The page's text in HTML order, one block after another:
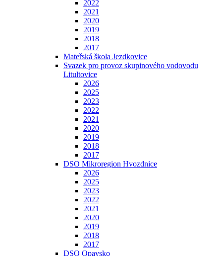
2022
2021
2020
2019
2018
2017
Mateřská škola Jezdkovice
Svazek pro provoz skupinového vodovodu
Litultovice
2026
2025
2023
2022
2021
2020
2019
2018
2017
DSO Mikroregion Hvozdnice
2026
2025
2023
2022
2021
2020
2019
2018
2017
DSO Opavsko